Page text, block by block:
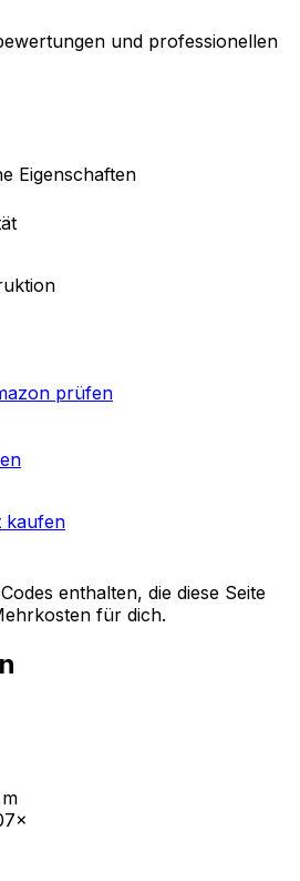
und professionellen
Eigenschaften
prüfen
kaufen
enthalten, die diese Seite
für dich.
m
×